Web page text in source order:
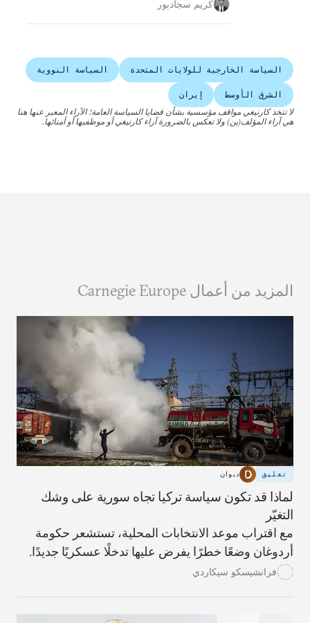
كريم سجادبور
السياسة الخارجية للولايات المتحدة السياسة النووية
الشرق الأوسط
إيران
لا تتخذ كارنيغي مواقف مؤسسية بشأن قضايا السياسة العامة؛ الآراء المعبر عنها هنا
هي آراء المؤلف(ين) ولا تعكس بالضرورة آراء كارنيغي أو موظفيها أو أمنائها.
المزيد من أعمال Carnegie Europe
تعليق ديوان
لماذا قد تكون سياسة تركيا تجاه سورية على وشك
التغيّر
مع اقتراب موعد الانتخابات المحلية، تستشعر حكومة
أردوغان وضعًا خطرًا يفرض عليها تدخلًا عسكريًا جديدًا.
فرانشيسكو سيكاردي